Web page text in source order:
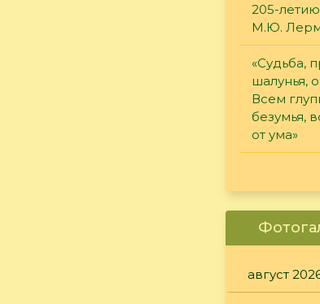
205-
М.Ю.
«Судьба,
шалунья,
Всем
безумья,
от ума»
август